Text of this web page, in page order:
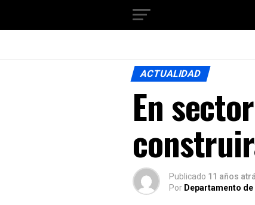
ACTUALIDAD
En
Publicado 11 años
Por Departamento